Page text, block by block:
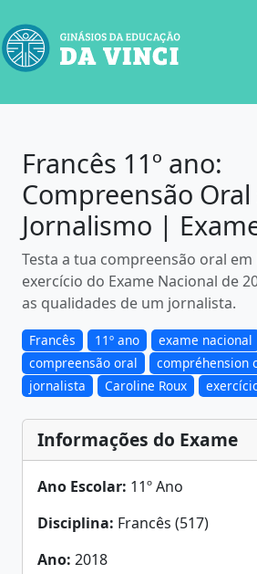
Francês 11º ano:
Compreensão
Jornalismo |
Testa a tua compreensão oral em
exercício do Exame Nacional de
as qualidades de um jornalista.
Francês 11º ano exame nacional
compreensão oral
compréhension
jornalista
Caroline Roux
Informações do Exame
Ano Escolar: 11º Ano
Disciplina: Francês (517)
Ano: 2018